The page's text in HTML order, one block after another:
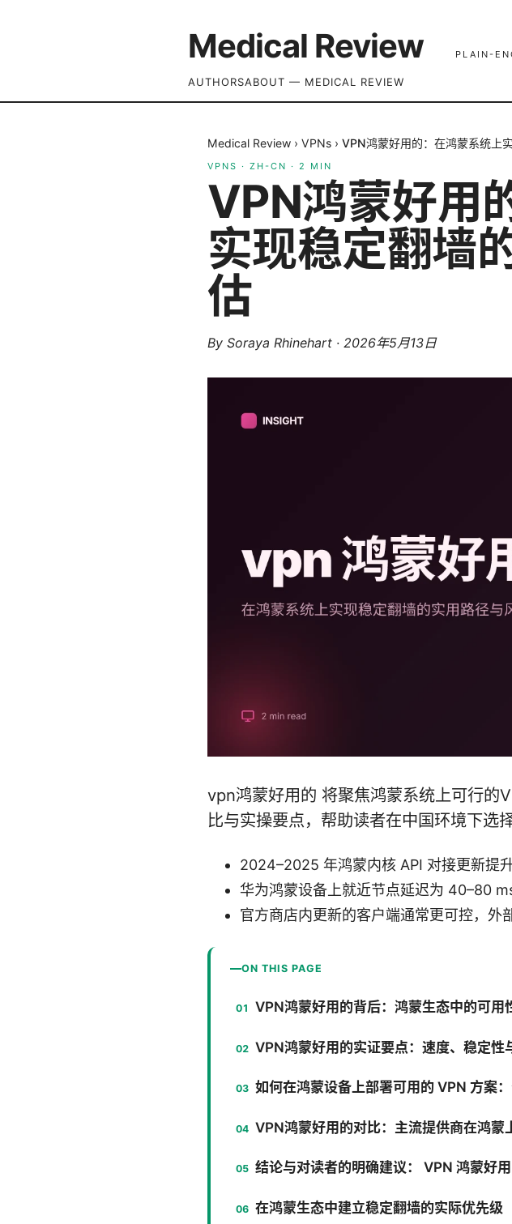
Medical Review PLAIN-
AUTHORSABOUT — MEDICAL REVIEW
Medical Review › VPNs › VPN鸿蒙好用的：在鸿蒙系统上
VPNS · ZH-CN · 2 MIN
VPN鸿蒙好用
实现稳定翻墙
估
By Soraya Rhinehart · 2026年5月13日
vpn鸿蒙好用的 将聚焦鸿蒙系统上可行的
比与实操要点，帮助读者在中国环境下选
2024–2025 年鸿蒙内核 API 对接更新提
华为鸿蒙设备上就近节点延迟为 40–80
官方商店内更新的客户端通常更可控，外
ON THIS PAGE
VPN鸿蒙好用的背后：鸿蒙生态中的可用
VPN鸿蒙好用的实证要点：速度、稳定性
如何在鸿蒙设备上部署可用的 VPN 方案
VPN鸿蒙好用的对比：主流提供商在鸿蒙
结论与对读者的明确建议： VPN 鸿蒙好
在鸿蒙生态中建立稳定翻墙的实际优先级